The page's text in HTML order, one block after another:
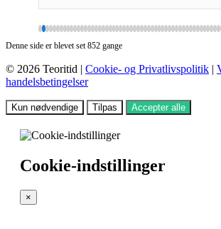
Denne side er blevet set 852 gange
© 2026 Teoritid | Cookie- og Privatlivspolitik |
handelsbetingelser
Kun nødvendige Tilpas Accepter alle
Cookie-indstillinger
×